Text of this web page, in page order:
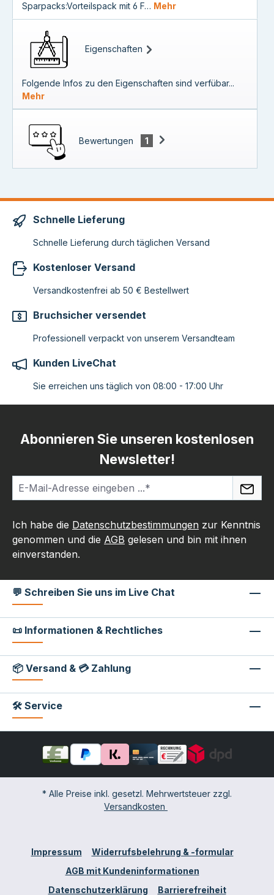
Sparpacks:Vorteilspack mit 6 F… Mehr
Eigenschaften
Folgende Infos zu den Eigenschaften sind verfübar...
Mehr
Bewertungen 1
Schnelle Lieferung
Schnelle Lieferung durch täglichen Versand
Kostenloser Versand
Versandkostenfrei ab 50 € Bestellwert
Bruchsicher versendet
Professionell verpackt von unserem Versandteam
Kunden LiveChat
Sie erreichen uns täglich von 08:00 - 17:00 Uhr
Abonnieren Sie unseren kostenlosen
Newsletter!
Ich habe die Datenschutzbestimmungen zur Kenntnis
genommen und die AGB gelesen und bin mit ihnen
einverstanden.
💬 Schreiben Sie uns im Live Chat
📜 Informationen & Rechtliches
📦 Versand & 💳 Zahlung
🛠 Service
* Alle Preise inkl. gesetzl. Mehrwertsteuer zzgl.
Versandkosten
Impressum
Widerrufsbelehrung & -formular
AGB mit Kundeninformationen
Datenschutzerklärung
Barrierefreiheit